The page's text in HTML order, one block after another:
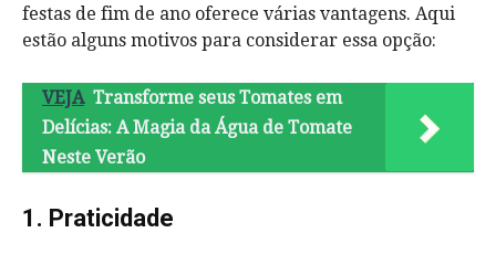
festas de fim de ano oferece várias vantagens. Aqui
estão alguns motivos para considerar essa opção:
VEJA Transforme seus Tomates em
Delícias: A Magia da Água de Tomate
Neste Verão
1. Praticidade